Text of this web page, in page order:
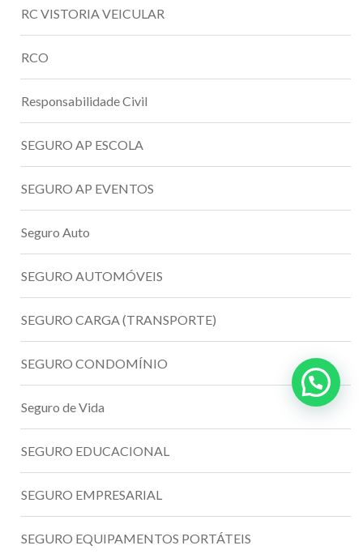
RC VISTORIA VEICULAR
RCO
Responsabilidade Civil
SEGURO AP ESCOLA
SEGURO AP EVENTOS
Seguro Auto
SEGURO AUTOMÓVEIS
SEGURO CARGA (TRANSPORTE)
SEGURO CONDOMÍNIO
Seguro de Vida
SEGURO EDUCACIONAL
SEGURO EMPRESARIAL
SEGURO EQUIPAMENTOS PORTÁTEIS